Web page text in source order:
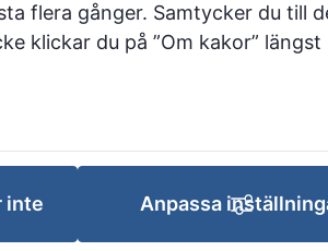
flera gånger. Samtycker du till
klickar du på ”Om kakor” längst
inte Anpassa